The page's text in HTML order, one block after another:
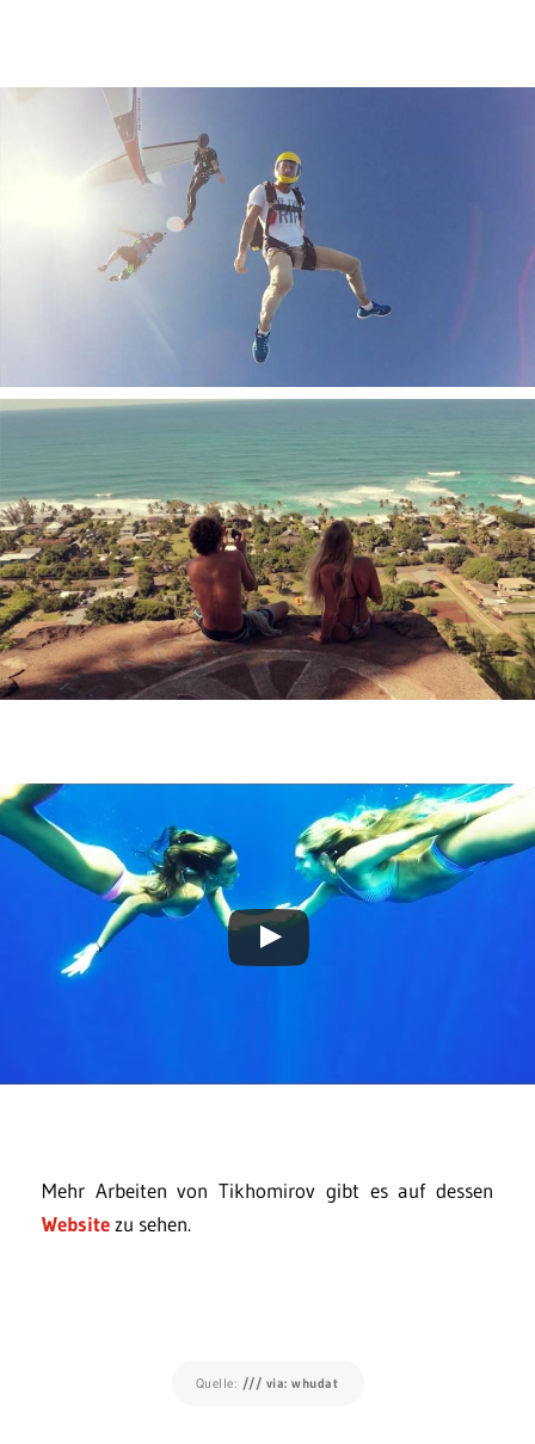
Mehr Arbeiten von Tikhomirov gibt es auf dessen
Websitezu sehen.
Quelle: /// via: whudat